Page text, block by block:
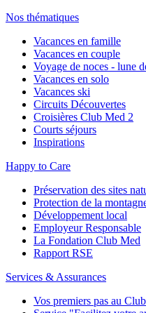
Nos thématiques
Vacances en famille
Vacances en couple
Voyage de noces - lune
Vacances en solo
Vacances ski
Circuits Découvertes
Croisières Club Med 2
Courts séjours
Inspirations
Happy to Care
Préservation des sites
Protection de la
Développement local
Employeur Responsable
La Fondation Club Med
Rapport RSE
Services & Assurances
Vos premiers pas au